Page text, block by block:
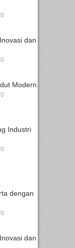
0
dan
0
Modern...
0
Industri
0
dengan
0
dan